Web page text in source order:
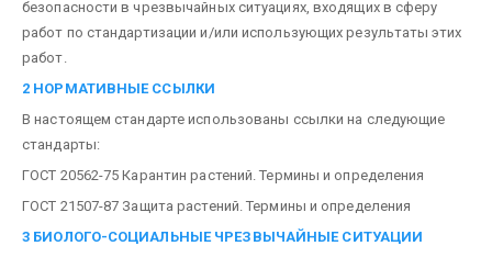
безопасности в чрезвычайных ситуациях, входящих в сферу
работ по стандартизации и/или использующих результаты этих
работ.
2 НОРМАТИВНЫЕ ССЫЛКИ
В настоящем стандарте использованы ссылки на следующие
стандарты:
ГОСТ 20562-75 Карантин растений. Термины и определения
ГОСТ 21507-87 Защита растений. Термины и определения
3 БИОЛОГО-СОЦИАЛЬНЫЕ ЧРЕЗВЫЧАЙНЫЕ СИТУАЦИИ